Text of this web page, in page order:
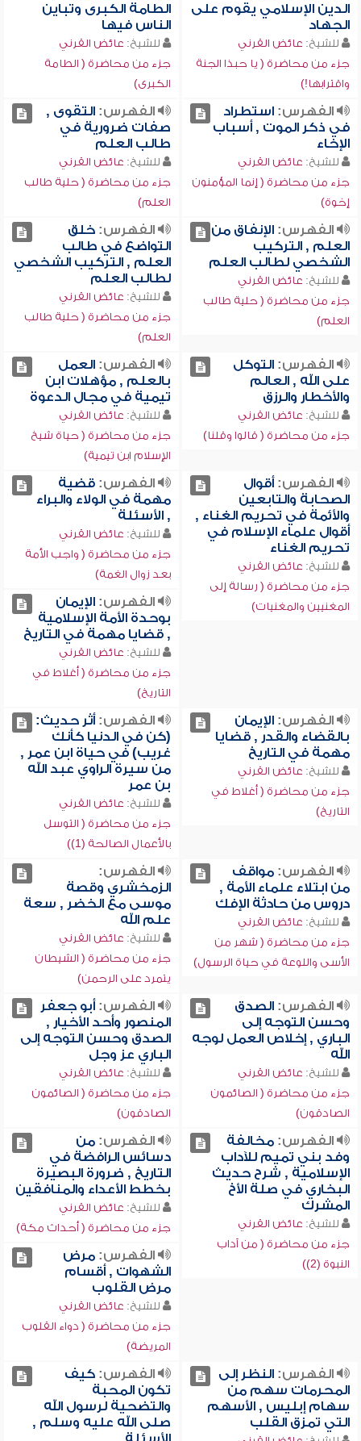
الدين الإسلامي يقوم على
الجهاد
للشيخ: عائض القرني
جزء من محاضرة ( يا حبذا الجنة
واقترابها!)
الطامة الكبرى وتباين
الناس فيها
للشيخ: عائض القرني
جزء من محاضرة ( الطامة
الكبرى)
الفهرس:استطراد
في ذكر الموت , أسباب
الإخاء
للشيخ: عائض القرني
جزء من محاضرة ( إنما المؤمنون
إخوة)
الفهرس:التقوى ,
صفات ضرورية في
طالب العلم
للشيخ: عائض القرني
جزء من محاضرة ( حلية طالب
العلم)
الفهرس:الإنفاق من
العلم , التركيب
الشخصي لطالب العلم
للشيخ: عائض القرني
جزء من محاضرة ( حلية طالب
العلم)
الفهرس:خلق
التواضع في طالب
العلم , التركيب الشخصي
لطالب العلم
للشيخ: عائض القرني
جزء من محاضرة ( حلية طالب
العلم)
الفهرس:التوكل
على الله , العالم
والأخطار والرزق
للشيخ: عائض القرني
جزء من محاضرة ( قالوا وقلنا)
الفهرس:العمل
بالعلم , مؤهلات ابن
تيمية في مجال الدعوة
للشيخ: عائض القرني
جزء من محاضرة ( حياة شيخ
الإسلام ابن تيمية)
الفهرس:أقوال
الصحابة والتابعين
والأئمة في تحريم الغناء ,
أقوال علماء الإسلام في
تحريم الغناء
للشيخ: عائض القرني
جزء من محاضرة ( رسالة إلى
المغنيين والمغنيات)
الفهرس:قضية
مهمة في الولاء والبراء
, الأسئلة
للشيخ: عائض القرني
جزء من محاضرة ( واجب الأمة
بعد زوال الغمة)
الفهرس:الإيمان
بوحدة الأمة الإسلامية
, قضايا مهمة في التاريخ
للشيخ: عائض القرني
جزء من محاضرة ( أغلاط في
التاريخ)
الفهرس:الإيمان
بالقضاء والقدر , قضايا
مهمة في التاريخ
للشيخ: عائض القرني
جزء من محاضرة ( أغلاط في
التاريخ)
الفهرس:أثر حديث:
(كن في الدنيا كأنك
غريب) في حياة ابن عمر ,
من سيرة الراوي عبد الله
بن عمر
للشيخ: عائض القرني
جزء من محاضرة ( التوسل
بالأعمال الصالحة (1))
الفهرس:مواقف
من ابتلاء علماء الأمة ,
دروس من حادثة الإفك
للشيخ: عائض القرني
جزء من محاضرة ( شهر من
الأسى واللوعة في حياة الرسول)
الفهرس:
الزمخشري وقصة
موسى مع الخضر , سعة
علم الله
للشيخ: عائض القرني
جزء من محاضرة ( الشيطان
يتمرد على الرحمن)
الفهرس:الصدق
وحسن التوجه إلى
الباري , إخلاص العمل لوجه
الله
للشيخ: عائض القرني
جزء من محاضرة ( الصائمون
الصادقون)
الفهرس:أبو جعفر
المنصور وأحد الأخيار ,
الصدق وحسن التوجه إلى
الباري عز وجل
للشيخ: عائض القرني
جزء من محاضرة ( الصائمون
الصادقون)
الفهرس:مخالفة
وفد بني تميم للآداب
الإسلامية , شرح حديث
البخاري في صلة الأخ
المشرك
للشيخ: عائض القرني
جزء من محاضرة ( من آداب
النبوة (2))
الفهرس:من
دسائس الرافضة في
التاريخ , ضرورة البصيرة
بخطط الأعداء والمنافقين
للشيخ: عائض القرني
جزء من محاضرة ( أحداث مكة)
الفهرس:مرض
الشهوات , أقسام
مرض القلوب
للشيخ: عائض القرني
جزء من محاضرة ( دواء القلوب
المريضة)
الفهرس:النظر إلى
المحرمات سهم من
سهام إبليس , الأسهم
التي تمزق القلب
الفهرس:كيف
تكون المحبة
والتضحية لرسول الله
صلى الله عليه وسلم ,